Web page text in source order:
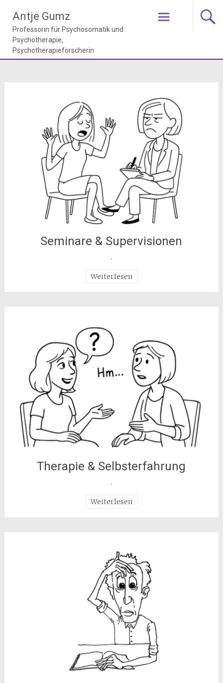
Inhalt
springen
Antje Gumz
Seminare & Supervisionen
.
Weiterlesen
Therapie & Selbsterfahrung
.
Weiterlesen